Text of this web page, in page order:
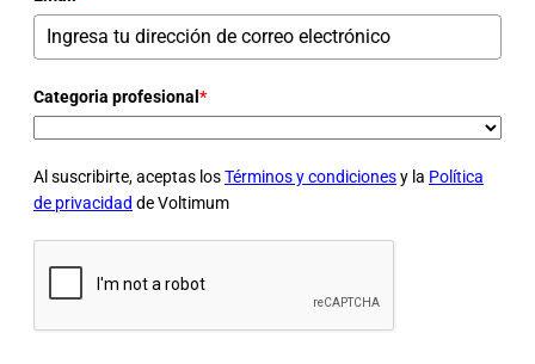
Categoria profesional *
Al suscribirte, aceptas losTérminos y condicionesy la Política
de privacidad de Voltimum